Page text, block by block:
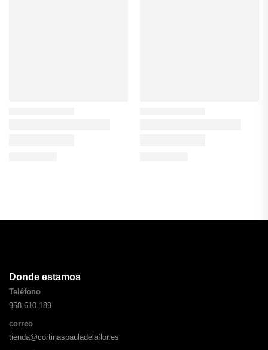
Donde estamos
Teléfono
958 610 189
correo
tienda@cortinaspauladelaflor.es